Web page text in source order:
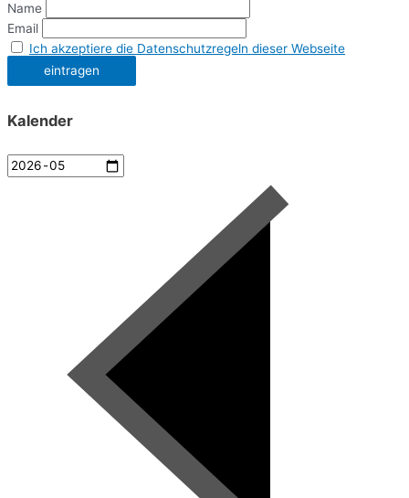
Name
Email
Ich akzeptiere die Datenschutzregeln dieser Webseite
Kalender